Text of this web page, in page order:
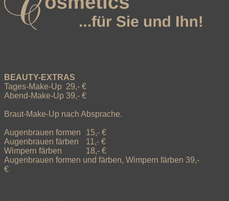
BEAUTY-EXTRAS
Tages-Make-Up  29,- €
Abend-Make-Up 39,- €
Braut-Make-Up nach Absprache.
Augenbrauen formen	15,- €
Augenbrauen färben	11,- €
Wimpern färben		18,- €
Augenbrauen formen und färben, Wimpern färben 39,-
€